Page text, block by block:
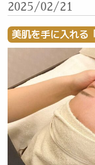
2025/02/21
美肌を手に入れる